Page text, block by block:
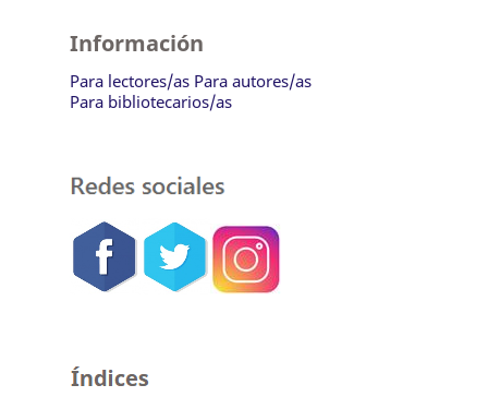
Información
Para lectores/as Para autores/as
Para bibliotecarios/as